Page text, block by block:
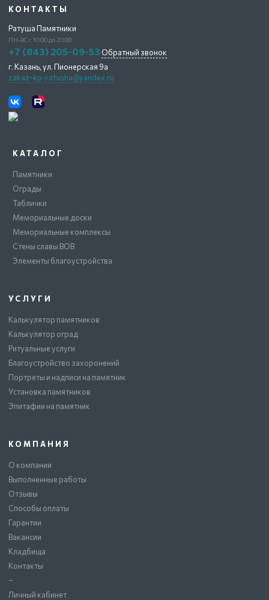
КАТАЛОГ
Памятники
Ограды
Таблички
Мемориальные доски
Мемориальные комплексы
Стены славы ВОВ
Элементы благоустройства
УСЛУГИ
Калькулятор памятников
Калькулятор оград
Ритуальные услуги
Благоустройство захоронений
Портреты и надписи на памятник
Установка памятников
Эпитафии на памятник
КОМПАНИЯ
О компании
Выполненные работы
Отзывы
Способы оплаты
Гарантии
Вакансии
Кладбища
Контакты
–
Личный кабинет
КОНТАКТЫ
Ратуша Памятники
ПН-ВС с 10:00 до 20:00
+7 (843) 205-09-53 Обратный звонок
г. Казань,ул. Пионерская 9а
zakaz-kp-ratusha@yandex.ru